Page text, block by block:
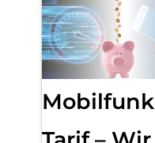
Mobilfunk